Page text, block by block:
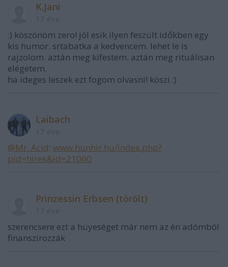
K.Jani
:) köszönöm zero! jól esik ilyen feszült időkben egy
kis humor. srtabatka a kedvencem. lehet le is
rajzolom. aztán meg kifestem. aztán meg rituálisan
elégetem.
ha ideges leszek ezt fogom olvasni! köszi :)
Laibach
@Mr. Acid: www.hunhir.hu/index.php?
pid=hirek&id=21060
Prinzessin Erbsen (törölt)
szerencsere ezt a hüyeséget már nem az én adómból
finanszirozzák